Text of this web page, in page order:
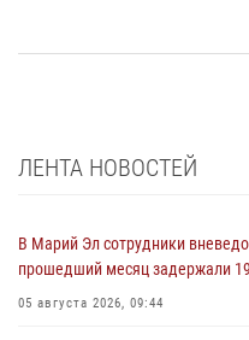
ЛЕНТА НОВОСТЕЙ
В Марий Эл сотрудники
прошедший месяц задержали
05 августа 2026, 09:44